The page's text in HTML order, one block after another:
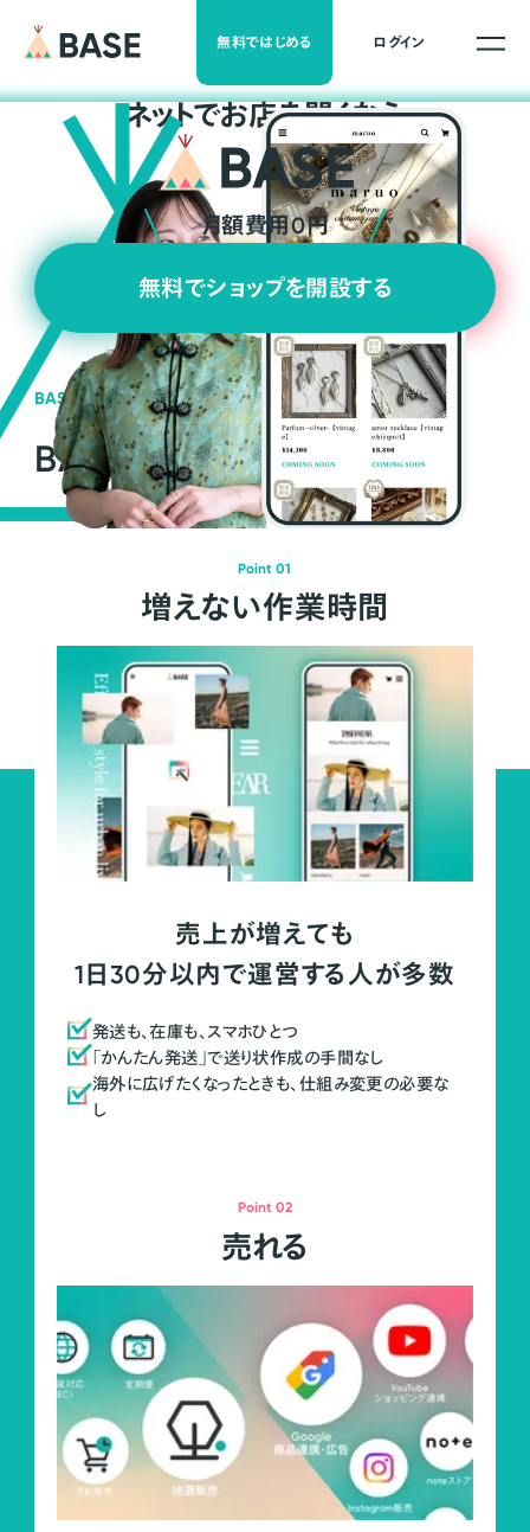
無料ではじめる ログイン
ネットでお店を開くなら
月額費用0円
無料でショップを開設する
BASEの強み
BASEが強い3つの理由
Point 01
増えない作業時間
売上が増えても
1日30分以内で運営する人が多数
発送も、在庫も、スマホひとつ
「かんたん発送」で送り状作成の手間なし
海外に広げたくなったときも、仕組み変更の必要な
し
Point 02
売れる